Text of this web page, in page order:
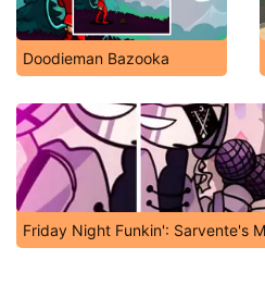
Doodieman Bazooka
Friday Night Funkin': Sarvente's